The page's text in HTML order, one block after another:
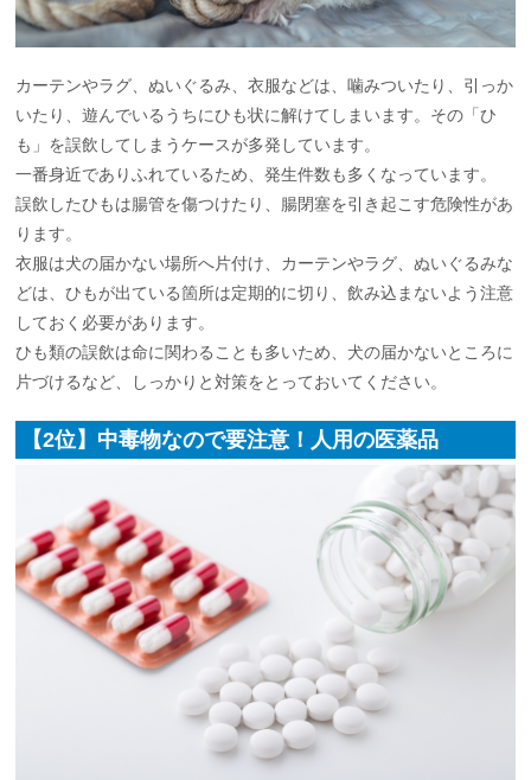
カーテンやラグ、ぬいぐるみ、衣服などは、噛みついたり、引っか
いたり、遊んでいるうちにひも状に解けてしまいます。その「ひ
も」を誤飲してしまうケースが多発しています。
一番身近でありふれているため、発生件数も多くなっています。
誤飲したひもは腸管を傷つけたり、腸閉塞を引き起こす危険性があ
ります。
衣服は犬の届かない場所へ片付け、カーテンやラグ、ぬいぐるみな
どは、ひもが出ている箇所は定期的に切り、飲み込まないよう注意
しておく必要があります。
ひも類の誤飲は命に関わることも多いため、犬の届かないところに
片づけるなど、しっかりと対策をとっておいてください。
【2位】中毒物なので要注意！人用の医薬品